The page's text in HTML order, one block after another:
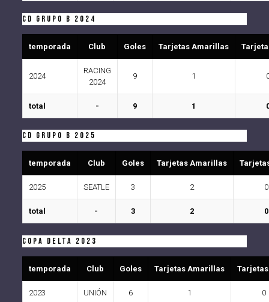
CD Grupo B 2024
temporada Club Goles Tarjetas Amarillas
2024
RACING
2024
9 1
total - 9 1
CD Grupo B 2025
temporada Club Goles Tarjetas Amarillas
2025 SEATLE 3 2 0
total - 3 2 0
COPA DELTA 2023
temporada Club Goles Tarjetas Amarillas
2023 UNIÓN 6 1 0